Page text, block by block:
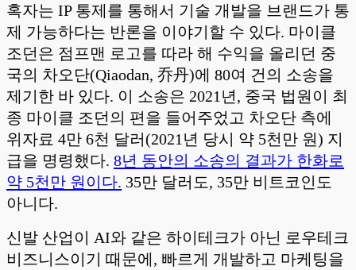
혹자는 IP 통제를 통해서 기술 개발을 브랜드가 통
제 가능하다는 반론을 이야기할 수 있다. 마이클
조던은 점프맨 로고를 따라 해 수익을 올리던 중
국의 차오단(Qiaodan, 乔丹)에 80여 건의 소송을
제기한 바 있다. 이 소송은 2021년, 중국 법원이 최
종 마이클 조던의 편을 들어주었고 차오단 측에
위자료 4만 6천 달러(2021년 당시 약 5천만 원) 지
급을 명령했다. 8년 동안의 소송의 결과가 한화로
약 5천만 원이다. 35만 달러도, 35만 비트코인도
아니다.
신발 산업이 AI와 같은 하이테크가 아닌 로우테크
비즈니스이기 때문에, 빠르게 개발하고 마케팅을